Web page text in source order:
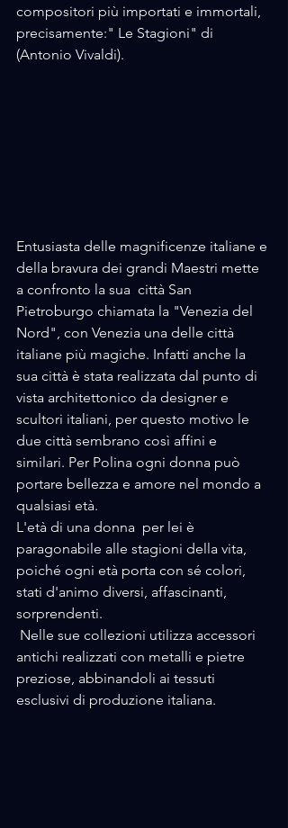
compositori più importati e immortali,
precisamente:" Le Stagioni" di
(Antonio Vivaldi).
Entusiasta delle magnificenze italiane e
della bravura dei grandi Maestri mette
a confronto la sua  città San
Pietroburgo chiamata la "Venezia del
Nord", con Venezia una delle città
italiane più magiche. Infatti anche la
sua città è stata realizzata dal punto di
vista architettonico da designer e
scultori italiani, per questo motivo le
due città sembrano così affini e
similari. Per Polina ogni donna può
portare bellezza e amore nel mondo a
qualsiasi età.
L'età di una donna  per lei è
paragonabile alle stagioni della vita,
poiché ogni età porta con sé colori,
stati d'animo diversi, affascinanti,
sorprendenti.
antichi realizzati con metalli e pietre
preziose, abbinandoli ai tessuti
esclusivi di produzione italiana.